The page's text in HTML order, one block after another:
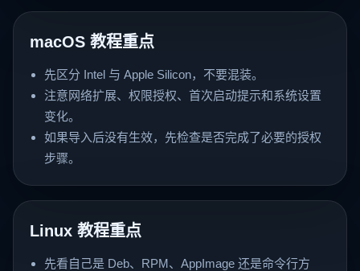
macOS 教程重点
先区分 Intel 与 Apple Silicon，不要混装。
注意网络扩展、权限授权、首次启动提示和系统设置
变化。
如果导入后没有生效，先检查是否完成了必要的授权
步骤。
Linux 教程重点
先看自己是 Deb、RPM、AppImage 还是命令行方